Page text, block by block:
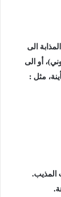
الى
أو الى
مثل :
المذيب.